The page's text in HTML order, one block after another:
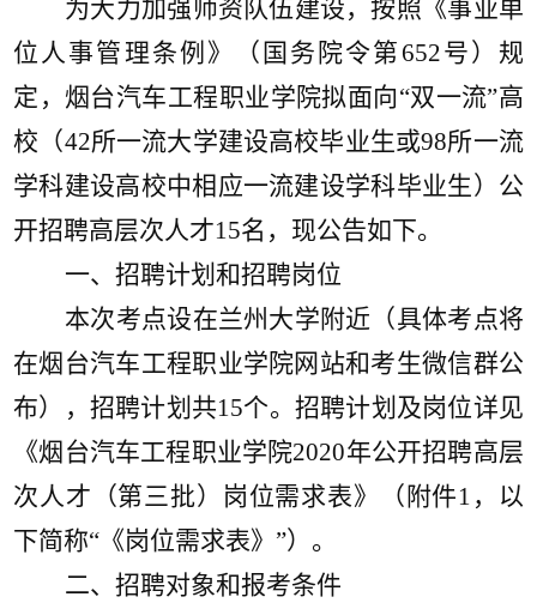
为大力加强 师资队伍建设，按照《事业单
位人事管理条例》（国务院令第 652号）规
定，烟台汽车工程职业学院拟面向“双一流”高
校（42所一流大学建设高校毕业生或98所一流
学科建设高校中相应一流建设学科毕业生）公
开招聘高层次人才15名，现公告如下。
一、招聘计划和招聘岗位
本次考点设在兰州大学附近（具体考点将
在烟台汽车工程职业学院网站和考生微信群公
布）
， 招聘计划共15个。招聘计划及岗位详见
《烟台汽车工程职业学院2020年公开招聘高层
次人才 （第三批） 岗位需求表》（附件1，以
下简称“《岗位需求表》”）。
二、招聘对象和报考条件